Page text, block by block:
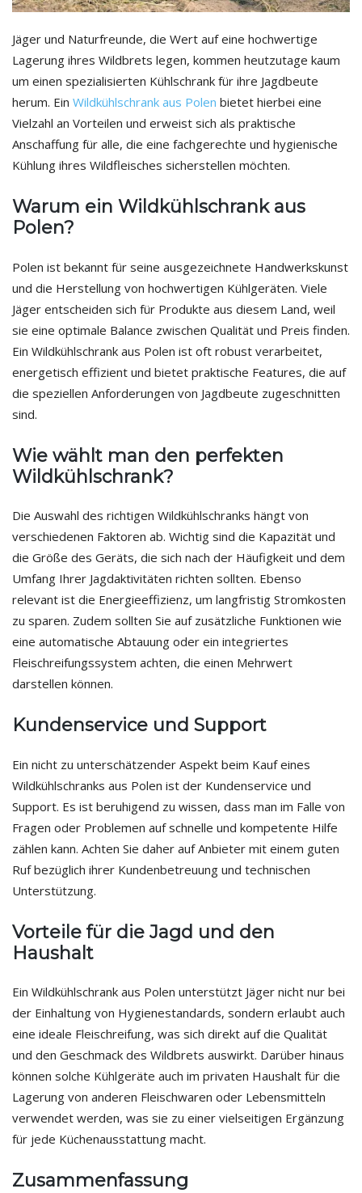
Jäger und Naturfreunde, die Wert auf eine hochwertige
Lagerung ihres Wildbrets legen, kommen heutzutage kaum
um einen spezialisierten Kühlschrank für ihre Jagdbeute
herum. Ein Wildkühlschrank aus Polen bietet hierbei eine
Vielzahl an Vorteilen und erweist sich als praktische
Anschaffung für alle, die eine fachgerechte und hygienische
Kühlung ihres Wildfleisches sicherstellen möchten.
Warum ein Wildkühlschrank aus
Polen?
Polen ist bekannt für seine ausgezeichnete Handwerkskunst
und die Herstellung von hochwertigen Kühlgeräten. Viele
Jäger entscheiden sich für Produkte aus diesem Land, weil
sie eine optimale Balance zwischen Qualität und Preis finden.
Ein Wildkühlschrank aus Polen ist oft robust verarbeitet,
energetisch effizient und bietet praktische Features, die auf
die speziellen Anforderungen von Jagdbeute zugeschnitten
sind.
Wie wählt man den perfekten
Wildkühlschrank?
Die Auswahl des richtigen Wildkühlschranks hängt von
verschiedenen Faktoren ab. Wichtig sind die Kapazität und
die Größe des Geräts, die sich nach der Häufigkeit und dem
Umfang Ihrer Jagdaktivitäten richten sollten. Ebenso
relevant ist die Energieeffizienz, um langfristig Stromkosten
zu sparen. Zudem sollten Sie auf zusätzliche Funktionen wie
eine automatische Abtauung oder ein integriertes
Fleischreifungssystem achten, die einen Mehrwert
darstellen können.
Kundenservice und Support
Ein nicht zu unterschätzender Aspekt beim Kauf eines
Wildkühlschranks aus Polen ist der Kundenservice und
Support. Es ist beruhigend zu wissen, dass man im Falle von
Fragen oder Problemen auf schnelle und kompetente Hilfe
zählen kann. Achten Sie daher auf Anbieter mit einem guten
Ruf bezüglich ihrer Kundenbetreuung und technischen
Unterstützung.
Vorteile für die Jagd und den
Haushalt
Ein Wildkühlschrank aus Polen unterstützt Jäger nicht nur bei
der Einhaltung von Hygienestandards, sondern erlaubt auch
eine ideale Fleischreifung, was sich direkt auf die Qualität
und den Geschmack des Wildbrets auswirkt. Darüber hinaus
können solche Kühlgeräte auch im privaten Haushalt für die
Lagerung von anderen Fleischwaren oder Lebensmitteln
verwendet werden, was sie zu einer vielseitigen Ergänzung
für jede Küchenausstattung macht.
Zusammenfassung